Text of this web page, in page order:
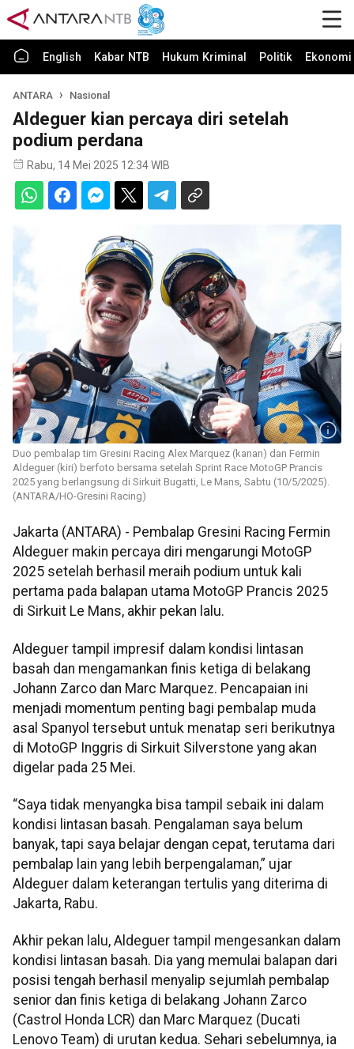
English Kabar NTB Hukum Kriminal Politik
ANTARA Nasional
Aldeguer kian percaya diri setelah
podium perdana
Rabu, 14 Mei 2025 12:34 WIB
Duo pembalap tim Gresini Racing Alex Marquez (kanan) dan Fermin
Aldeguer (kiri) berfoto bersama setelah Sprint Race MotoGP Prancis
2025 yang berlangsung di Sirkuit Bugatti, Le Mans, Sabtu (10/5/2025).
(ANTARA/HO-Gresini Racing)
Jakarta (ANTARA) - Pembalap Gresini Racing Fermin
Aldeguer makin percaya diri mengarungi MotoGP
2025 setelah berhasil meraih podium untuk kali
pertama pada balapan utama MotoGP Prancis 2025
di Sirkuit Le Mans, akhir pekan lalu.
Aldeguer tampil impresif dalam kondisi lintasan
basah dan mengamankan finis ketiga di belakang
Johann Zarco dan Marc Marquez. Pencapaian ini
menjadi momentum penting bagi pembalap muda
asal Spanyol tersebut untuk menatap seri berikutnya
di MotoGP Inggris di Sirkuit Silverstone yang akan
digelar pada 25 Mei.
“Saya tidak menyangka bisa tampil sebaik ini dalam
kondisi lintasan basah. Pengalaman saya belum
banyak, tapi saya belajar dengan cepat, terutama dari
pembalap lain yang lebih berpengalaman,” ujar
Aldeguer dalam keterangan tertulis yang diterima di
Jakarta, Rabu.
Akhir pekan lalu, Aldeguer tampil mengesankan dalam
kondisi lintasan basah. Dia yang memulai balapan dari
posisi tengah berhasil menyalip sejumlah pembalap
senior dan finis ketiga di belakang Johann Zarco
(Castrol Honda LCR) dan Marc Marquez (Ducati
Lenovo Team) di urutan kedua. Sehari sebelumnya, ia